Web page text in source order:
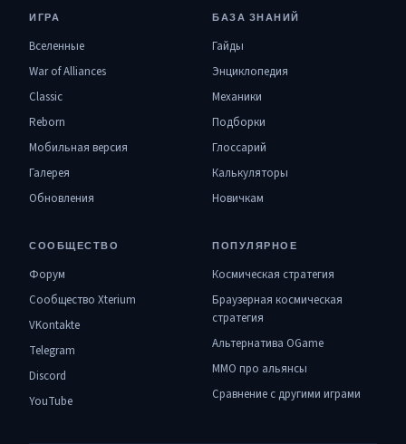
ИГРА
Вселенные
War of Alliances
Classic
Reborn
Мобильная версия
Галерея
Обновления
БАЗА ЗНАНИЙ
Гайды
Энциклопедия
Механики
Подборки
Глоссарий
Калькуляторы
Новичкам
СООБЩЕСТВО
Форум
Сообщество Xterium
VKontakte
Telegram
Discord
YouTube
ПОПУЛЯРНОЕ
Космическая стратегия
Браузерная космическая
стратегия
Альтернатива OGame
MMO про альянсы
Сравнение с другими играми